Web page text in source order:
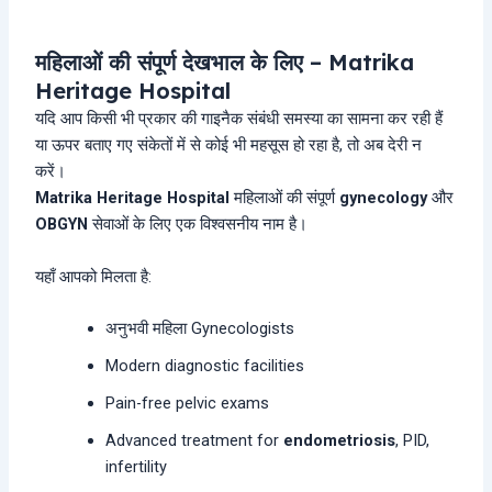
महिलाओं की संपूर्ण देखभाल के लिए – Matrika
Heritage Hospital
यदि आप किसी भी प्रकार की गाइनैक संबंधी समस्या का सामना कर रही हैं
या ऊपर बताए गए संकेतों में से कोई भी महसूस हो रहा है, तो अब देरी न
करें।
Matrika Heritage Hospital महिलाओं की संपूर्ण gynecologyऔर
OBGYN सेवाओं के लिए एक विश्वसनीय नाम है।
यहाँ आपको मिलता है:
अनुभवी महिला Gynecologists
Modern diagnostic facilities
Pain-free pelvic exams
Advanced treatment for endometriosis, PID,
infertility